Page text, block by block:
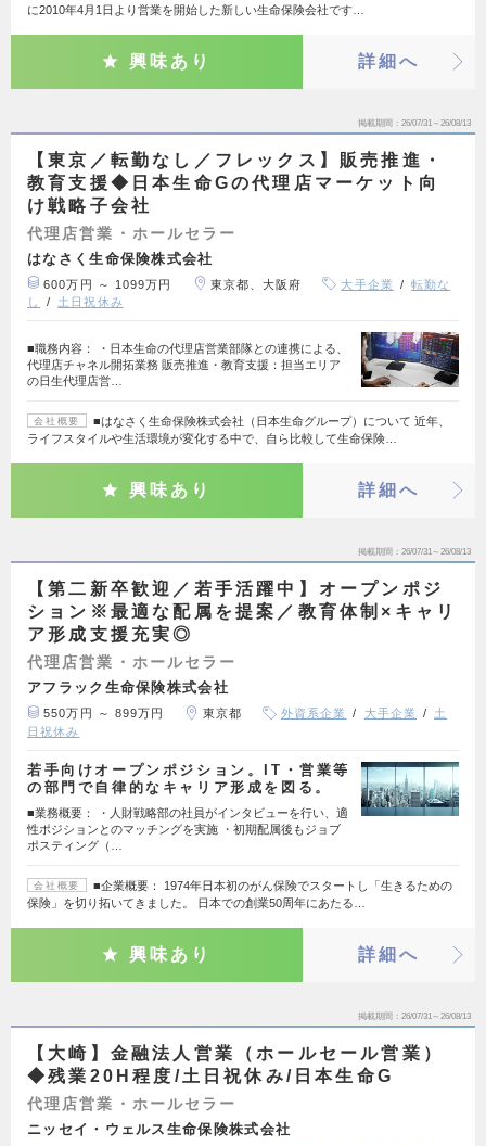
に2010年4月1日より営業を開始した新しい生命保険会社です…
興味あり 詳細へ
掲載期間 26/07/31～26/08/13
【東京／転勤なし／フレックス】販売推進・
教育支援◆日本生命Gの代理店マーケット向
け戦略子会社
代理店営業・ホールセラー
はなさく生命保険株式会社
600万円 ～ 1099万円 東京都、大阪府 大手企業
転勤な
し
土日祝休み
■職務内容： ・日本生命の代理店営業部隊との連携による、
代理店チャネル開拓業務 販売推進・教育支援：担当エリア
の日生代理店営…
会社概要
■はなさく生命保険株式会社（日本生命グループ）について 近年、
ライフスタイルや生活環境が変化する中で、自ら比較して生命保険…
興味あり 詳細へ
掲載期間 26/07/31～26/08/13
【第二新卒歓迎／若手活躍中】オープンポジ
ション※最適な配属を提案／教育体制×キャリ
ア形成支援充実◎
代理店営業・ホールセラー
アフラック生命保険株式会社
550万円 ～ 899万円 東京都 外資系企業 大手企業
土
日祝休み
若手向けオープンポジション。IT・営業等
の部門で自律的なキャリア形成を図る。
■業務概要： ・人財戦略部の社員がインタビューを行い、適
性ポジションとのマッチングを実施 ・初期配属後もジョブ
ポスティング（…
会社概要
■企業概要： 1974年日本初のがん保険でスタートし「生きるための
保険」を切り拓いてきました。 日本での創業50周年にあたる…
興味あり 詳細へ
掲載期間 26/07/31～26/08/13
【大崎】金融法人営業（ホールセール営業）
◆残業20H程度/土日祝休み/日本生命G
代理店営業・ホールセラー
ニッセイ・ウェルス生命保険株式会社